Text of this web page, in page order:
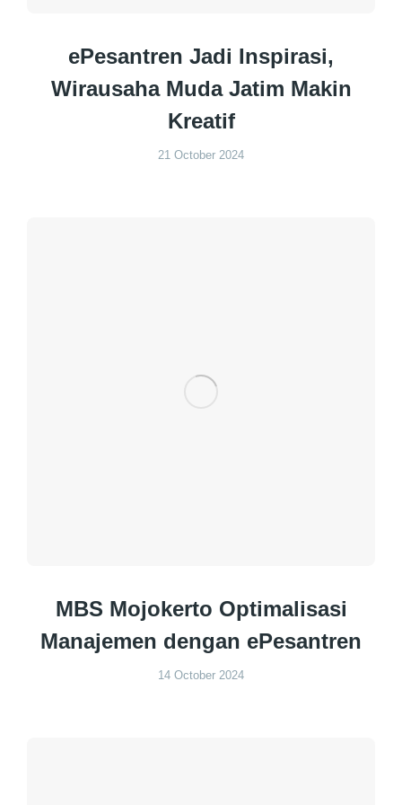
ePesantren Jadi Inspirasi,
Wirausaha Muda Jatim Makin
Kreatif
21 October 2024
MBS Mojokerto Optimalisasi
Manajemen dengan ePesantren
14 October 2024